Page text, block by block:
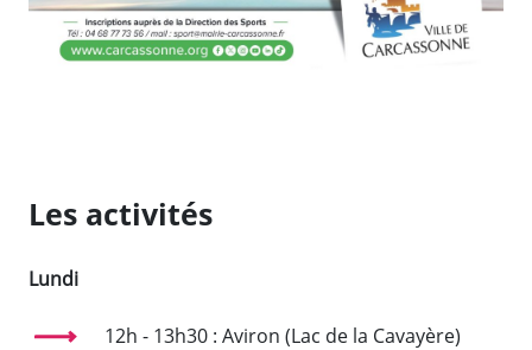
Les activités
Lundi
12h - 13h30 : Aviron (Lac de la Cavayère)